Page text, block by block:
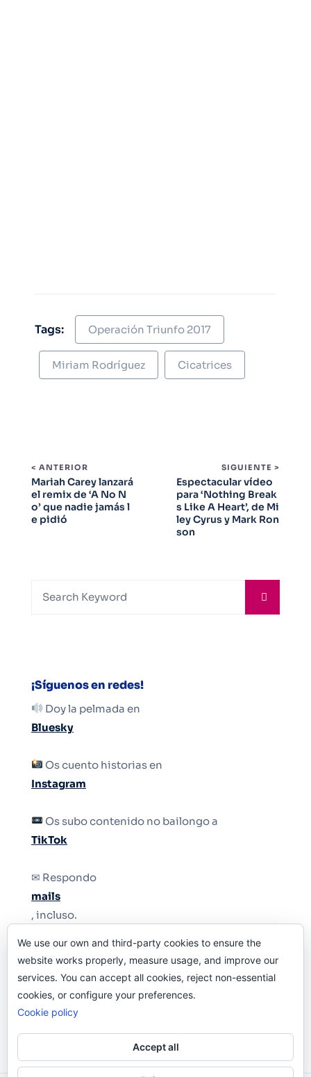
Tags: Operación Triunfo 2017
Miriam Rodríguez Cicatrices
< ANTERIOR
Mariah Carey lanzará
el remix de ‘A No N
o’ que nadie jamás l
e pidió
SIGUIENTE >
Espectacular vídeo
para ‘Nothing Break
s Like A Heart’, de Mi
ley Cyrus y Mark Ron
son
¡Síguenos en redes!
Doy la pelmada en
Bluesky
Os cuento historias en
Instagram
Os subo contenido no bailongo a
TikTok
✉ Respondo
mails
, incluso.
Y si una persona no puede tener teléfono, que
le quiten el teléfono.
We use our own and third-party cookies to ensure the
website works properly, measure usage, and improve our
services. You can accept all cookies, reject non-essential
cookies, or configure your preferences.
Cookie policy
Accept all